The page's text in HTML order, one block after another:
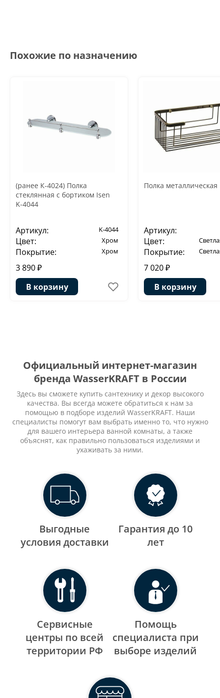
Похожие по назначению
(ранее К-4024) Полка
стеклянная с бортиком Isen
K-4044
Артикул: K-4044
Цвет: Хром
Покрытие: Хром
3 890 ₽
В корзину
Полка металлическая
Артикул:
Цвет:
Покрытие:
7 020 ₽
В корзину
Официальный интернет-магазин
бренда WasserKRAFT в России
Здесь вы сможете купить сантехнику и декор высокого
качества. Вы всегда можете обратиться к нам за
помощью в подборе изделий WasserKRAFT. Наши
специалисты помогут вам выбрать именно то, что нужно
для вашего интерьера ванной комнаты, а также
объяснят, как правильно пользоваться изделиями и
ухаживать за ними.
Выгодные
уcловия доставки
Гарантия до 10
лет
Сервисные
центры по всей
территории РФ
Помощь
специалиста при
выборе изделий